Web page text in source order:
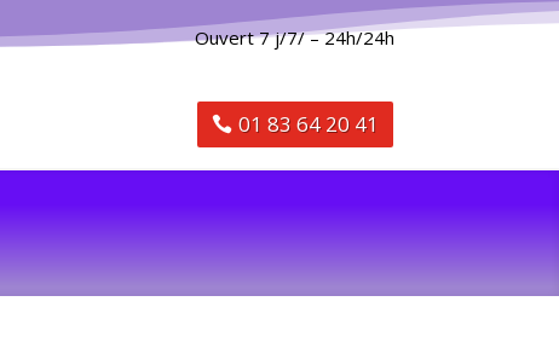
Ouvert 7 j/7/ – 24h/24h
01 83 64 20 41